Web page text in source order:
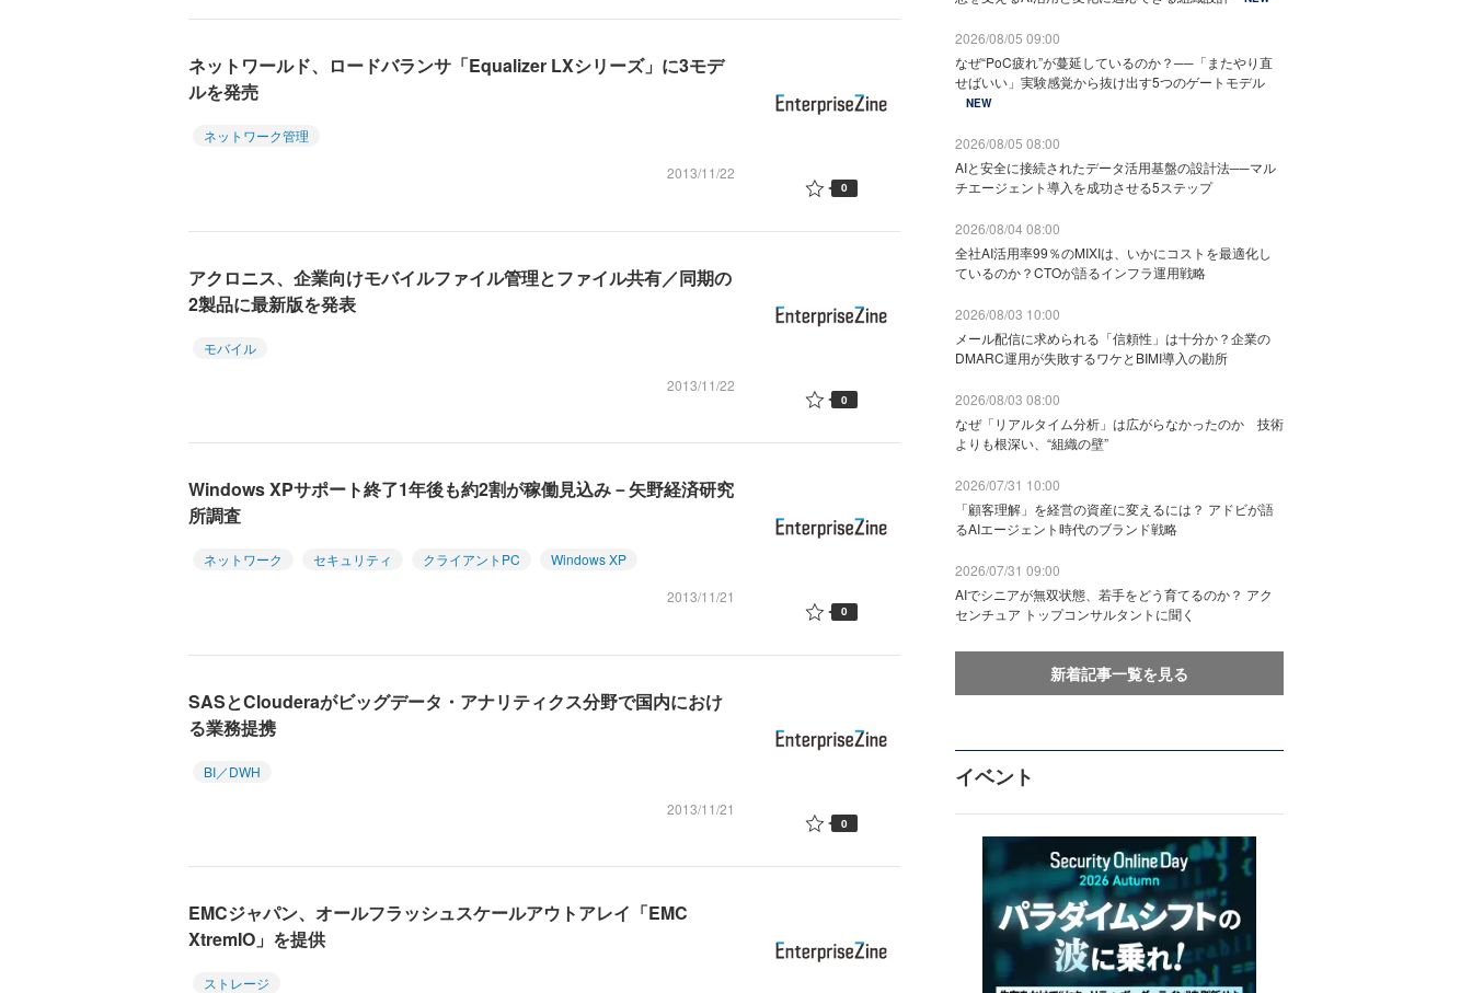
ネットワールド、ロードバランサ「Equalizer LXシリーズ」に3モデ
ルを発売
ネットワーク管理
2013/11/22
0
アクロニス、企業向けモバイルファイル管理とファイル共有／同期の
2製品に最新版を発表
モバイル
2013/11/22
0
Windows XPサポート終了1年後も約2割が稼働見込み－矢野経済研究
所調査
ネットワーク セキュリティ クライアントPC
Windows XP
2013/11/21
0
SASとClouderaがビッグデータ・アナリティクス分野で国内におけ
る業務提携
BI／DWH
2013/11/21
0
EMCジャパン、オールフラッシュスケールアウトアレイ「EMC
XtremIO」を提供
ストレージ
2026/08/05 09:00
なぜ“PoC疲れ”が蔓延しているのか？──「またやり直
せばいい」実験感覚から抜け出す5つのゲートモデル
NEW
2026/08/05 08:00
AIと安全に接続されたデータ活用基盤の設計法──マル
チエージェント導入を成功させる5ステップ
2026/08/04 08:00
全社AI活用率99％のMIXIは、いかにコストを最適化し
ているのか？CTOが語るインフラ運用戦略
2026/08/03 10:00
メール配信に求められる「信頼性」は十分か？企業の
DMARC運用が失敗するワケとBIMI導入の勘所
2026/08/03 08:00
なぜ「リアルタイム分析」は広がらなかったのか 技術
よりも根深い、“組織の壁”
2026/07/31 10:00
「顧客理解」を経営の資産に変えるには？ アドビが語
るAIエージェント時代のブランド戦略
2026/07/31 09:00
AIでシニアが無双状態、若手をどう育てるのか？ アク
センチュア トップコンサルタントに聞く
新着記事一覧を見る
イベント